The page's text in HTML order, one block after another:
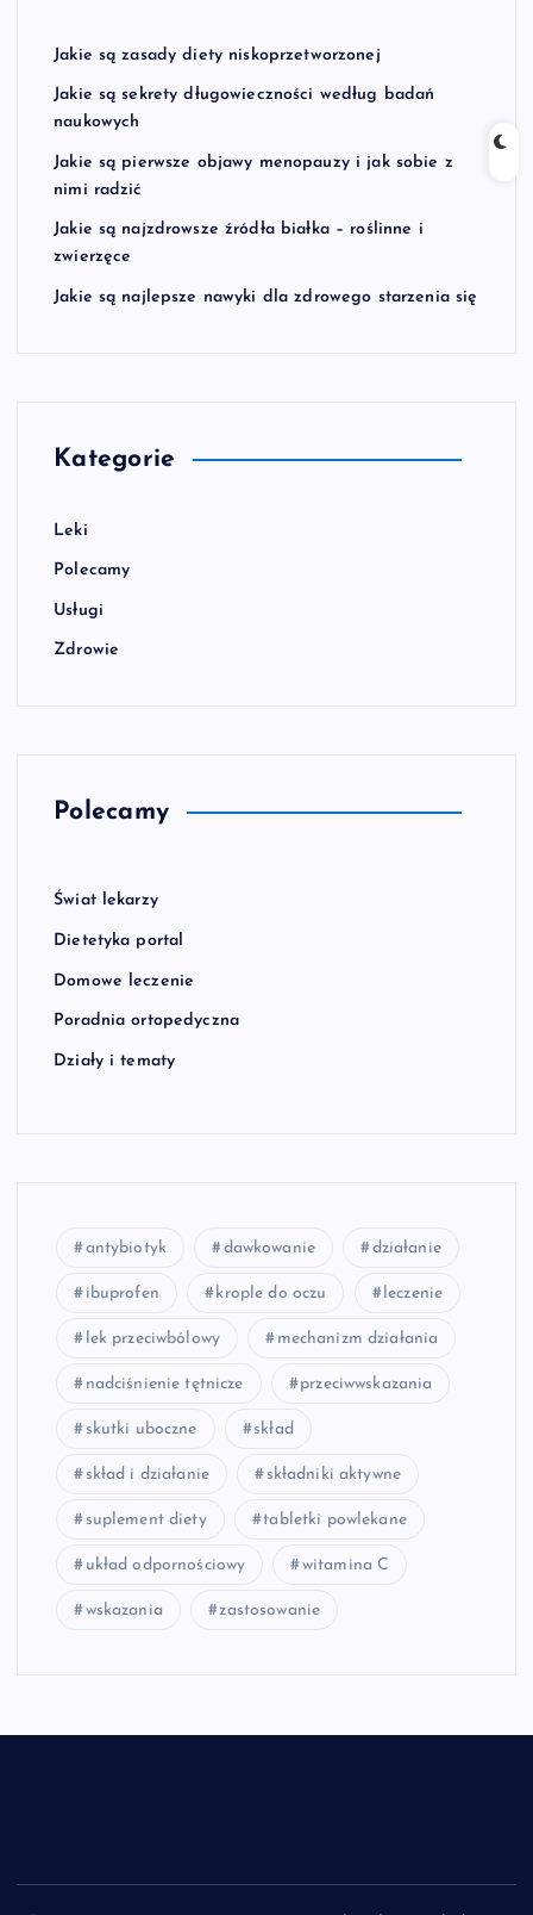
Jakie są zasady diety niskoprzetworzonej
Jakie są sekrety długowieczności według badań
naukowych
Jakie są pierwsze objawy menopauzy i jak sobie z
nimi radzić
Jakie są najzdrowsze źródła białka – roślinne i
zwierzęce
Jakie są najlepsze nawyki dla zdrowego starzenia się
Kategorie
Leki
Polecamy
Usługi
Zdrowie
Polecamy
Świat lekarzy
Dietetyka portal
Domowe leczenie
Poradnia ortopedyczna
Działy i tematy
antybiotyk dawkowanie działanie
ibuprofen krople do oczu leczenie
lek przeciwbólowy mechanizm działania
nadciśnienie tętnicze przeciwwskazania
skutki uboczne skład
skład i działanie składniki aktywne
suplement diety tabletki powlekane
układ odpornościowy witamina C
wskazania zastosowanie